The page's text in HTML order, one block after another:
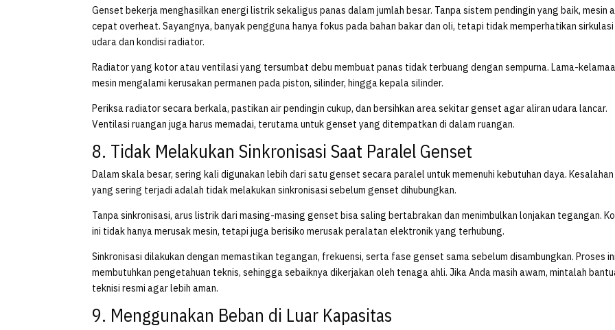
Genset bekerja menghasilkan energi listrik sekaligus panas dalam jumlah besar. Tanpa sistem pendingin yang baik, mesin
cepat overheat. Sayangnya, banyak pengguna hanya fokus pada bahan bakar dan oli, tetapi tidak memperhatikan sirkulasi
udara dan kondisi radiator.
Radiator yang kotor atau ventilasi yang tersumbat debu membuat panas tidak terbuang dengan sempurna. Lama-
mesin mengalami kerusakan permanen pada piston, silinder, hingga kepala silinder.
Periksa radiator secara berkala, pastikan air pendingin cukup, dan bersihkan area sekitar genset agar aliran udara lancar.
Ventilasi ruangan juga harus memadai, terutama untuk genset yang ditempatkan di dalam ruangan.
8. Tidak Melakukan Sinkronisasi Saat Paralel Genset
Dalam skala besar, sering kali digunakan lebih dari satu genset secara paralel untuk memenuhi kebutuhan daya. Kesalahan
yang sering terjadi adalah tidak melakukan sinkronisasi sebelum genset dihubungkan.
Tanpa sinkronisasi, arus listrik dari masing-masing genset bisa saling bertabrakan dan menimbulkan lonjakan tegangan.
ini tidak hanya merusak mesin, tetapi juga berisiko merusak peralatan elektronik yang terhubung.
Sinkronisasi dilakukan dengan memastikan tegangan, frekuensi, serta fase genset sama sebelum disambungkan. Proses ini
membutuhkan pengetahuan teknis, sehingga sebaiknya dikerjakan oleh tenaga ahli. Jika Anda masih awam, mintalah
teknisi resmi agar lebih aman.
9. Menggunakan Beban di Luar Kapasitas